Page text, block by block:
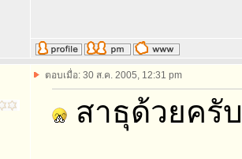
ตอบเมื่อ: 30 ส.ค. 2005, 12:31 pm
สาธุด้วยครับ